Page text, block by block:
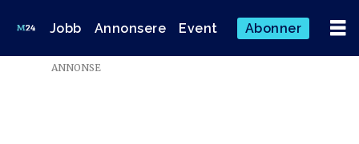
Jobb Annonsere Event Abonner
ANNONSE